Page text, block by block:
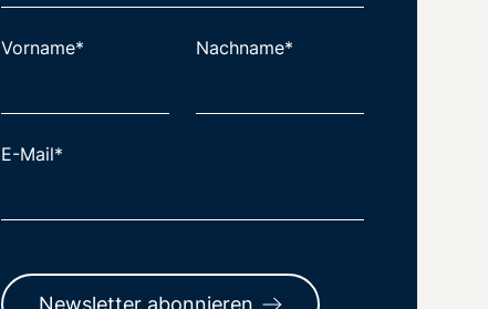
Vorname* Nachname*
E-Mail*
Newsletter abonnieren